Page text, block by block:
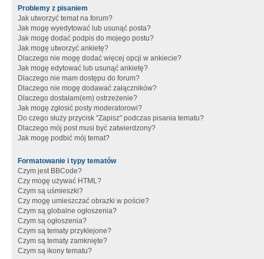
Problemy z pisaniem
Jak utworzyć temat na forum?
Jak mogę wyedytować lub usunąć posta?
Jak mogę dodać podpis do mojego postu?
Jak mogę utworzyć ankietę?
Dlaczego nie mogę dodać więcej opcji w ankiecie?
Jak mogę edytować lub usunąć ankietę?
Dlaczego nie mam dostępu do forum?
Dlaczego nie mogę dodawać załączników?
Dlaczego dostałam(em) ostrzeżenie?
Jak mogę zgłosić posty moderatorowi?
Do czego służy przycisk "Zapisz" podczas pisania tematu?
Dlaczego mój post musi być zatwierdzony?
Jak mogę podbić mój temat?
Formatowanie i typy tematów
Czym jest BBCode?
Czy mogę używać HTML?
Czym są uśmieszki?
Czy mogę umieszczać obrazki w poście?
Czym są globalne ogłoszenia?
Czym są ogłoszenia?
Czym są tematy przyklejone?
Czym są tematy zamknięte?
Czym są ikony tematu?